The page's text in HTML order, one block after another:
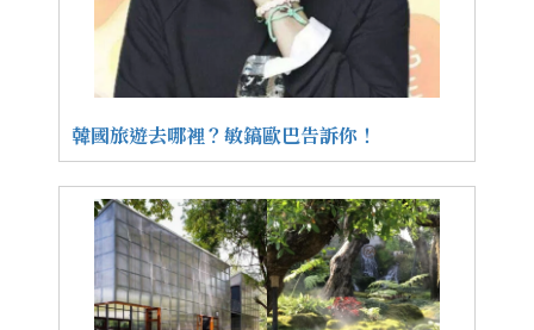
韓國旅遊去哪裡？敏鎬歐巴告訴你！